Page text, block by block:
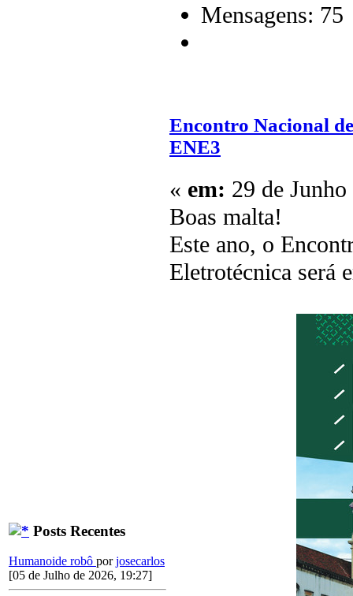
Posts Recentes
Humanoide robô porjosecarlos
[05 de Julho de 2026, 19:27]
Mensagens: 75
Encontro Nacional
ENE3
« em: 29 de
Boas malta!
Este ano, o
Eletrotécnica será